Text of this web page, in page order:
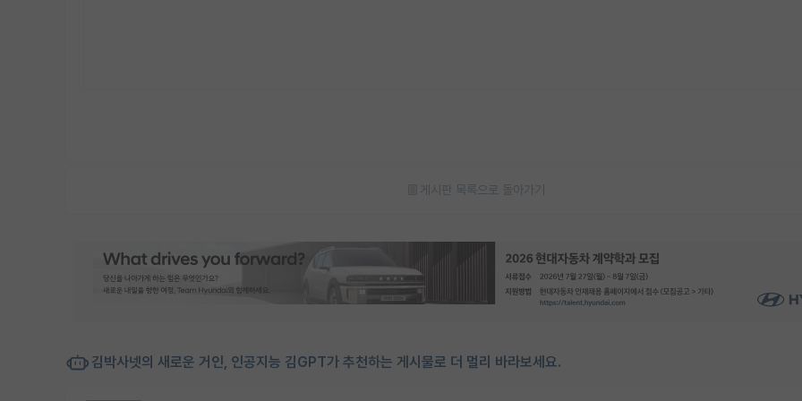
게시판 목록으로 돌아가기
김박사넷의 새로운 거인, 인공지능 김GPT가 추천하는 게시물로 더 멀리 바라보세요.